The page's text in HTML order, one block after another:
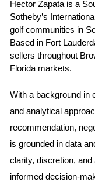
comodidad,
los propietarios.
Sostenibilidad y
consideraciones
Florida. Los
de construcción
sostenibles para
características
Hector Zapata is a
Sotheby’s
golf communities in
Based in Fort
sellers throughout
Florida markets.
With a background in
and analytical
recommendation,
is grounded in data
clarity, discretion,
informed decision-